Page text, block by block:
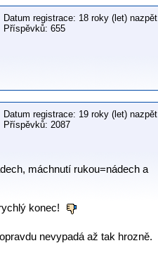
Datum registrace: 18 roky (let) nazpět
Příspěvků: 655
Datum registrace: 19 roky (let) nazpět
Příspěvků: 2087
máchnutí rukou=nádech a
konec!
nevypadá až tak hrozně.